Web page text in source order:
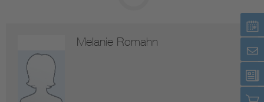
Melanie Romahn